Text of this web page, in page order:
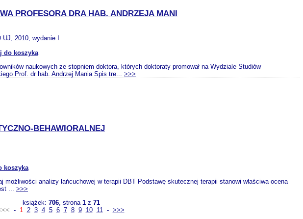
PROFESORA DRA HAB. ANDRZEJA MANI
UJ, 2010, wydanie I
do koszyka
naukowych ze stopniem doktora, których doktoraty promował na Wydziale Studiów
Prof. dr hab. Andrzej Mania Spis tre... >>>
BEHAWIORALNEJ
koszyka
możliwości analizy łańcuchowej w terapii DBT Podstawę skutecznej terapii stanowi właściwa ocena
... >>>
książek: 706, strona 1z 71
- 1 2 3 4 5 6 7 8 9 10 11- >>>